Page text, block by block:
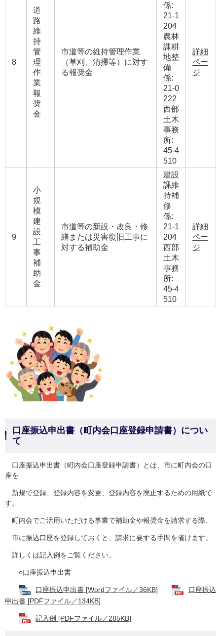
8
道
路
維
持
管
理
作
業
報
奨
金
市道等の維持管理作業
（草刈、清掃等）に対す
る報奨金
係:
21-1
204
農林
課耕
地整
備
係:
21-0
222
西部
土木
事務
所:
45-4
510
詳細
ペー
ジ
9
小
規
模
建
設
工
事
補
助
金
市道等の新設・改良・修
繕または災害復旧工事に
対する補助金
建設
課維
持補
修
係:
21-1
204
西部
土木
事務
所:
45-4
510
詳細
ペー
ジ
口座振込申出書（町内会口座登録申請書）につい
て
口座振込申出書（町内会口座登録申請書）とは、市に町内会の口
座を
新規で登録、登録内容を変更、登録内容を廃止するための用紙で
す。
町内会でご活用いただける事業で補助金や報奨金を請求する際、
市に振込口座を登録しておくと、請求に要する手間を省けます。
詳しくは記入例をご覧ください。
○口座振込申出書
口座振込申出書 [Wordファイル／36KB]
口座振込
申出書 [PDFファイル／134KB]
記入例 [PDFファイル／285KB]